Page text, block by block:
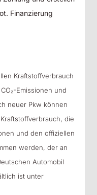
Finanzierung
Kraftstoffverbrauch
Emissionen und
neuer Pkw können
die
und den offiziellen
werden, der an
Automobil
ist unter